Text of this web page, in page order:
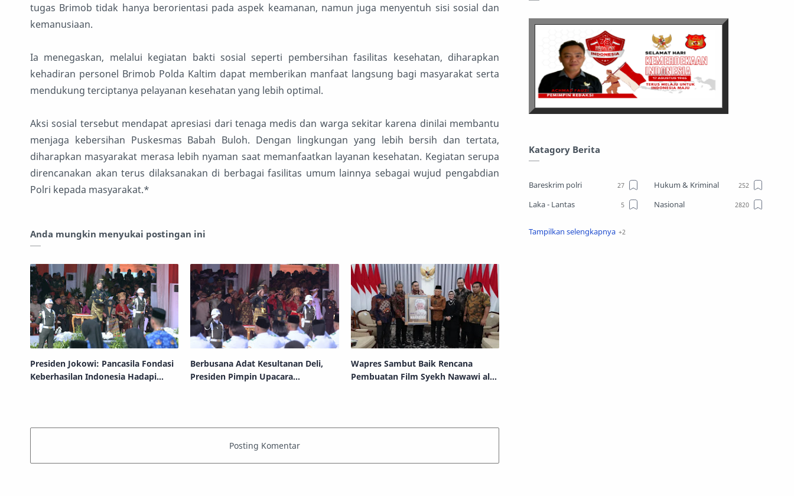
tugas Brimob tidak hanya berorientasi pada aspek keamanan, namun juga menyentuh sisi sosial dan
kemanusiaan.
Ia menegaskan, melalui kegiatan bakti sosial seperti pembersihan fasilitas kesehatan, diharapkan
kehadiran personel Brimob Polda Kaltim dapat memberikan manfaat langsung bagi masyarakat serta
mendukung terciptanya pelayanan kesehatan yang lebih optimal.
Aksi sosial tersebut mendapat apresiasi dari tenaga medis dan warga sekitar karena dinilai membantu
menjaga kebersihan Puskesmas Babah Buloh. Dengan lingkungan yang lebih bersih dan tertata,
diharapkan masyarakat merasa lebih nyaman saat memanfaatkan layanan kesehatan. Kegiatan serupa
direncanakan akan terus dilaksanakan di berbagai fasilitas umum lainnya sebagai wujud pengabdian
Polri kepada masyarakat.*
Anda mungkin menyukai postingan ini
Presiden Jokowi: Pancasila Fondasi
Keberhasilan Indonesia Hadapi
Berbusana Adat Kesultanan Deli,
Presiden Pimpin Upacara
Wapres Sambut Baik Rencana
Pembuatan Film Syekh Nawawi al-
Katagory Berita
Bareskrim polri
Hukum & Kriminal
Laka - Lantas
Nasional